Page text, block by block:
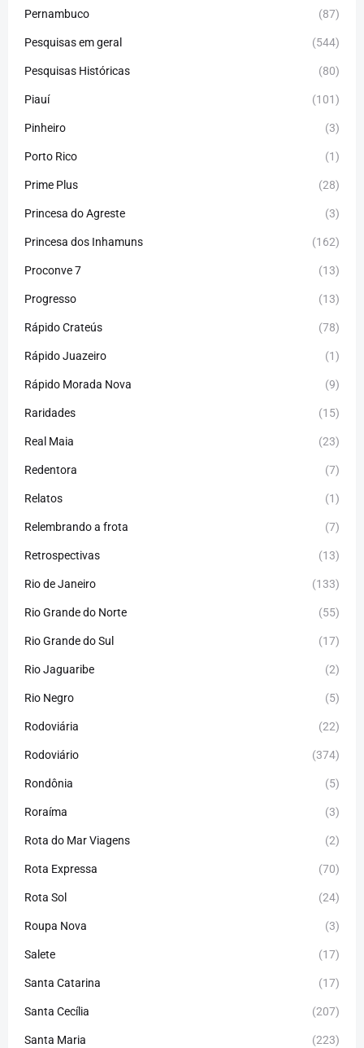
Pernambuco (87)
Pesquisas em geral (544)
Pesquisas Históricas (80)
Piauí (101)
Pinheiro (3)
Porto Rico (1)
Prime Plus (28)
Princesa do Agreste (3)
Princesa dos Inhamuns (162)
Proconve 7 (13)
Progresso (13)
Rápido Crateús (78)
Rápido Juazeiro (1)
Rápido Morada Nova (9)
Raridades (15)
Real Maia (23)
Redentora (7)
Relatos (1)
Relembrando a frota (7)
Retrospectivas (13)
Rio de Janeiro (133)
Rio Grande do Norte (55)
Rio Grande do Sul (17)
Rio Jaguaribe (2)
Rio Negro (5)
Rodoviária (22)
Rodoviário (374)
Rondônia (5)
Roraíma (3)
Rota do Mar Viagens (2)
Rota Expressa (70)
Rota Sol (24)
Roupa Nova (3)
Salete (17)
Santa Catarina (17)
Santa Cecília (207)
Santa Maria (223)